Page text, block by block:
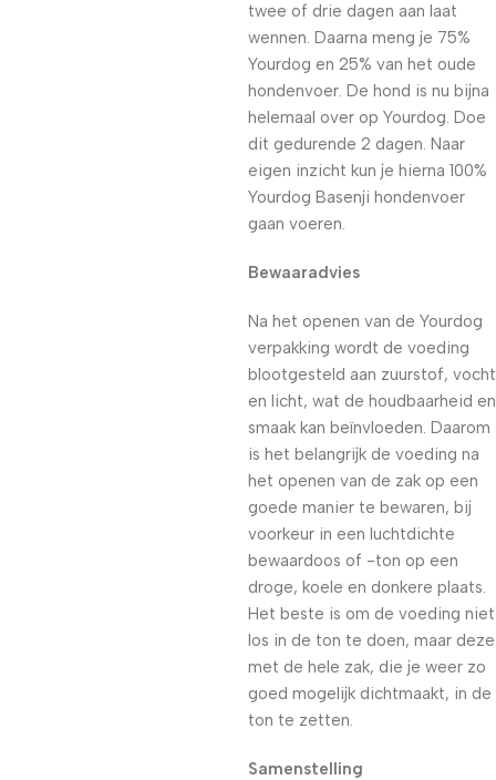
twee of drie dagen aan laat
wennen. Daarna meng je 75%
Yourdog en 25% van het oude
hondenvoer. De hond is nu bijna
helemaal over op Yourdog. Doe
dit gedurende 2 dagen. Naar
eigen inzicht kun je hierna 100%
Yourdog Basenji hondenvoer
gaan voeren.
Bewaaradvies
Na het openen van de Yourdog
verpakking wordt de voeding
blootgesteld aan zuurstof, vocht
en licht, wat de houdbaarheid en
smaak kan beïnvloeden. Daarom
is het belangrijk de voeding na
het openen van de zak op een
goede manier te bewaren, bij
voorkeur in een luchtdichte
bewaardoos of -ton op een
droge, koele en donkere plaats.
Het beste is om de voeding niet
los in de ton te doen, maar deze
met de hele zak, die je weer zo
goed mogelijk dichtmaakt, in de
ton te zetten.
Samenstelling